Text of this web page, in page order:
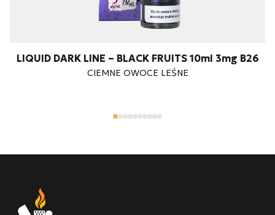
LIQUID DARK LINE – BLACK FRUITS 10ml 3mg B26
CIEMNE OWOCE LEŚNE